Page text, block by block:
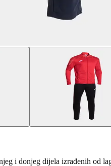
i donjeg dijela izrađenih od